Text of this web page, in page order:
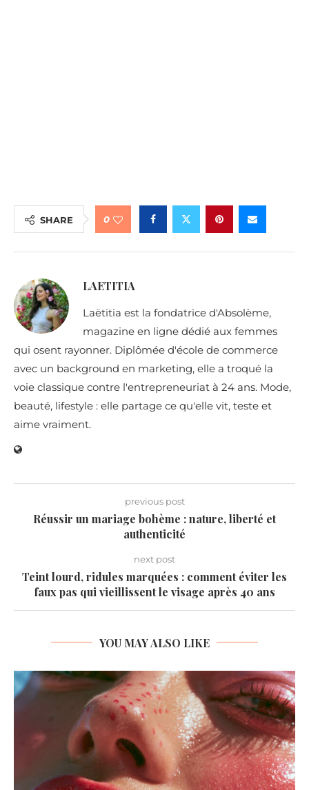
SHARE 0
LAETITIA
Laëtitia est la fondatrice d'Absolème,
magazine en ligne dédié aux femmes
qui osent rayonner. Diplômée d'école de commerce
avec un background en marketing, elle a troqué la
voie classique contre l'entrepreneuriat à 24 ans. Mode,
beauté, lifestyle : elle partage ce qu'elle vit, teste et
aime vraiment.
previous post
Réussir un mariage bohème : nature, liberté et
authenticité
next post
Teint lourd, ridules marquées : comment éviter les
faux pas qui vieillissent le visage après 40 ans
YOU MAY ALSO LIKE